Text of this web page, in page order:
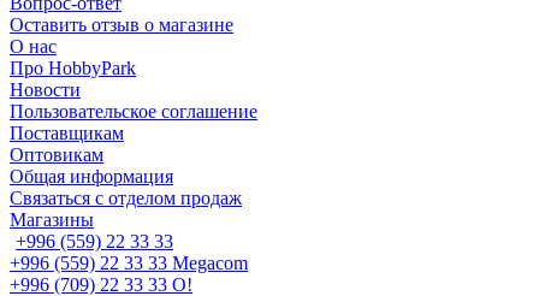
Оставить отзыв о магазине
О нас
Про HobbyPark
Новости
Пользовательское соглашение
Поставщикам
Оптовикам
Общая информация
Связаться с отделом продаж
Магазины
+996 (559) 22 33 33
+996 (559) 22 33 33 Megacom
+996 (709) 22 33 33 O!